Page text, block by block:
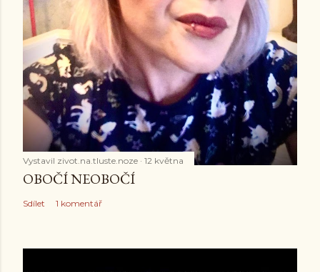
Vystavil zivot.na.tluste.noze 12 května
OBOČÍ NEOBOČÍ
Sdílet 1 komentář